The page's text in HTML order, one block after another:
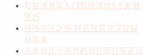
彩铅速写从入门到精通的5个关键
技巧
领略书法之美 作品欣赏与深度解
析指南
激发幼儿创造力的幼儿园儿童画创